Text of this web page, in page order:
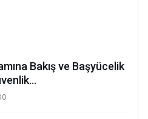
Bakış ve Başyücelik